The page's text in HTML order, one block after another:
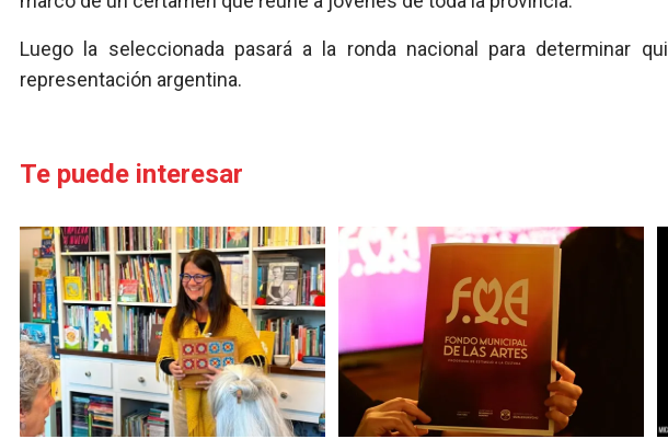
Luego la seleccionada pasará a la ronda nacional para determinar
representación argentina.
Te puede interesar